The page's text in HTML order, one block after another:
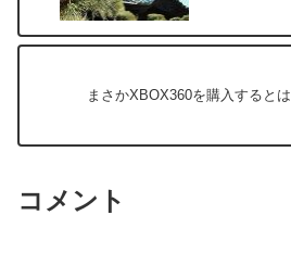
まさかXBOX360を購入するとは
コメント